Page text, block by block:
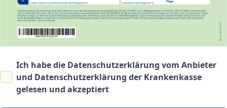
Ich habe die Datenschutzerklärung vom Anbieter
und Datenschutzerklärung der Krankenkasse
gelesen und akzeptiert